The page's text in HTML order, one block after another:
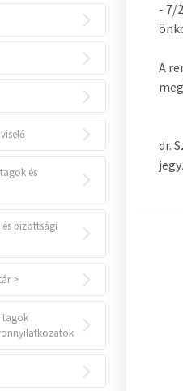
és
és bizottsági
>
tagok
- 7/
A
dr.